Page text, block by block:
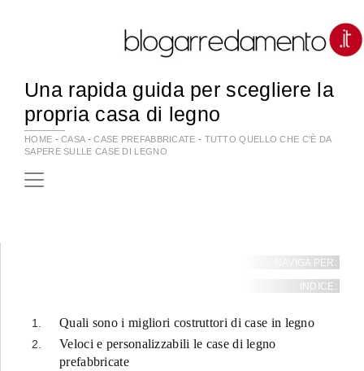
Una rapida guida per scegliere la
propria casa di legno
HOME -CASA-CASE PREFABBRICATE - TUTTO QUELLO CHE C'È DA
SAPERE SULLE CASE DI LEGNO
NAVIGA PER:
INDICE:
Quali sono i migliori costruttori di case in legno
Veloci e personalizzabili le case di legno
prefabbricate